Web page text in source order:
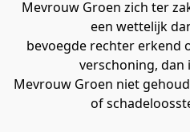
Mevrouw Groen zich ter
een wettelijk
bevoegde rechter erkend
verschoning, dan
Mevrouw Groen niet
of